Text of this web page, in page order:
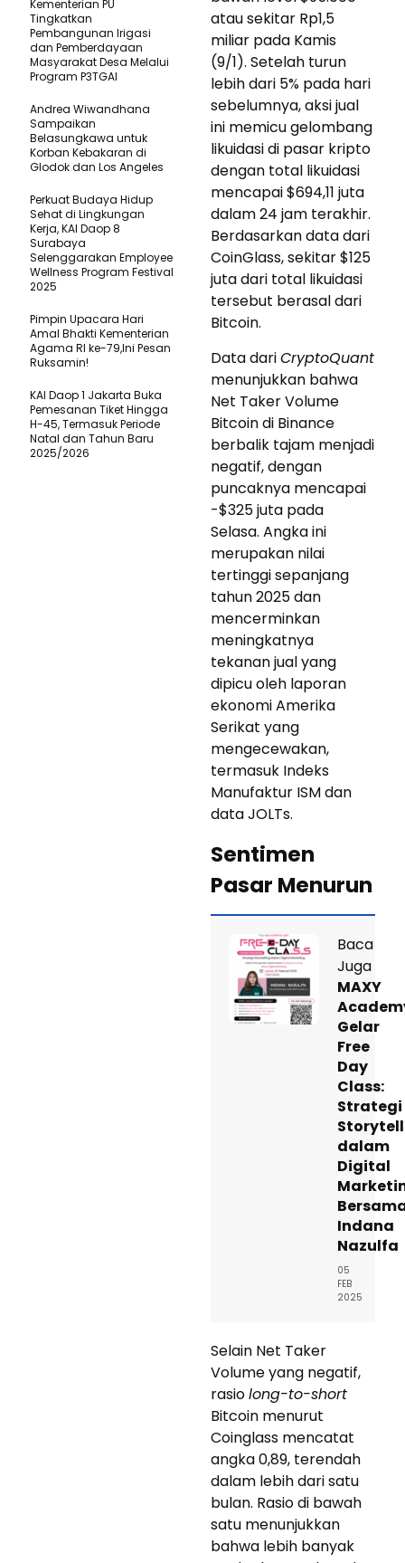
atau sekitar Rp1,5
miliar pada Kamis
(9/1). Setelah turun
lebih dari 5% pada hari
sebelumnya, aksi jual
ini memicu gelombang
likuidasi di pasar kripto
dengan total likuidasi
mencapai $694,11 juta
dalam 24 jam terakhir.
Berdasarkan data dari
CoinGlass, sekitar $125
juta dari total likuidasi
tersebut berasal dari
Bitcoin.
Data dariCryptoQuant
menunjukkan bahwa
Net Taker Volume
Bitcoin di Binance
berbalik tajam menjadi
negatif, dengan
puncaknya mencapai
-$325 juta pada
Selasa. Angka ini
merupakan nilai
tertinggi sepanjang
tahun 2025 dan
mencerminkan
meningkatnya
tekanan jual yang
dipicu oleh laporan
ekonomi Amerika
Serikat yang
mengecewakan,
termasuk Indeks
Manufaktur ISM dan
data JOLTs.
Sentimen
Pasar Menurun
Baca
Juga
MAXY
Gelar
Free
Day
Class:
Strategi
dalam
Digital
Indana
Nazulfa
05
FEB
2025
Selain Net Taker
Volume yang negatif,
rasiolong-to-short
Bitcoin menurut
Coinglass mencatat
angka 0,89, terendah
dalam lebih dari satu
bulan. Rasio di bawah
satu menunjukkan
bahwa lebih banyak
Kementerian PU
Tingkatkan
Pembangunan Irigasi
dan Pemberdayaan
Masyarakat Desa Melalui
Program P3TGAI
Andrea Wiwandhana
Sampaikan
Belasungkawa untuk
Korban Kebakaran di
Glodok dan Los Angeles
Perkuat Budaya Hidup
Sehat di Lingkungan
Kerja, KAI Daop 8
Surabaya
Selenggarakan Employee
Wellness Program Festival
2025
Pimpin Upacara Hari
Amal Bhakti Kementerian
Agama RI ke-79,Ini Pesan
Ruksamin!
KAI Daop 1 Jakarta Buka
Pemesanan Tiket Hingga
H-45, Termasuk Periode
Natal dan Tahun Baru
2025/2026